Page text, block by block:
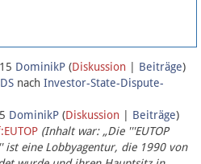
DominikP (Diskussion Beiträge)
nach Investor-State-Dispute-
DominikP (Diskussion Beiträge)
(Inhalt war: „Die '''EUTOP
eine Lobbyagentur, die 1990 von